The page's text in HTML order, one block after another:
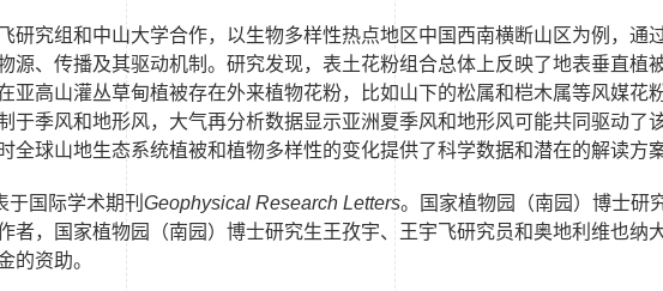
研究组和中山大学合作，以生物多样性热点地区中国西南横断山区为例，通
源、传播及其驱动机制。研究发现，表土花粉组合总体上反映了地表垂直植
亚高山灌丛草甸植被存在外来植物花粉，比如山下的松属和桤木属等风媒花
于季风和地形风，大气再分析数据显示亚洲夏季风和地形风可能共同驱动
全球山地生态系统植被和植物多样性的变化提供了科学数据和潜在的解读方
于国际学术期刊 Geophysical Research Letters。 国家植物园（南园） 博士研
者，
国家植物园（南园） 博士研究生王孜宇、王宇飞研究员和奥地利维也纳
的资助。